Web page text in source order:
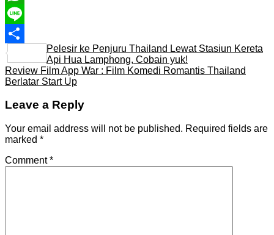
WhatsApp
Line
Share
Pelesir ke Penjuru Thailand Lewat Stasiun Kereta
Api Hua Lamphong, Cobain yuk!
Review Film App War : Film Komedi Romantis Thailand
Berlatar Start Up
Leave a Reply
Your email address will not be published. Required fields are
marked *
Comment*